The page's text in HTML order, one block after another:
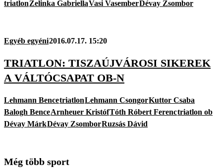
triatlonZelinka GabriellaVasi VasemberDévay Zsombor
Egyéb egyéni2016.07.17. 15:20
TRIATLON: TISZAÚJVÁROSI SIKEREK
A VÁLTÓCSAPAT OB-N
Lehmann BencetriatlonLehmann CsongorKuttor Csaba
Balogh BenceArnheuer KristófTóth Róbert Ferenctriatlon ob
Dévay MárkDévay ZsomborRuzsás Dávid
Még több sport